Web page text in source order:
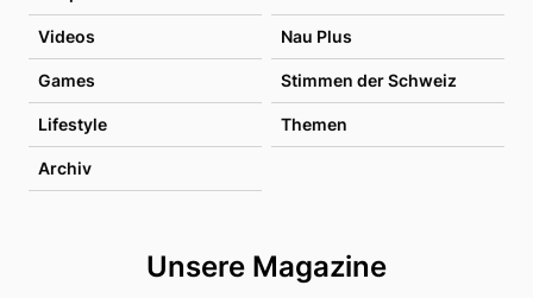
Videos Nau Plus
Games Stimmen der Schweiz
Lifestyle Themen
Archiv
Unsere Magazine